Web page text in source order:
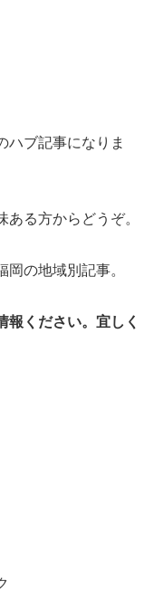
ハブ記事になりま
る方からどうぞ。
の地域別記事。
報ください。宜しく